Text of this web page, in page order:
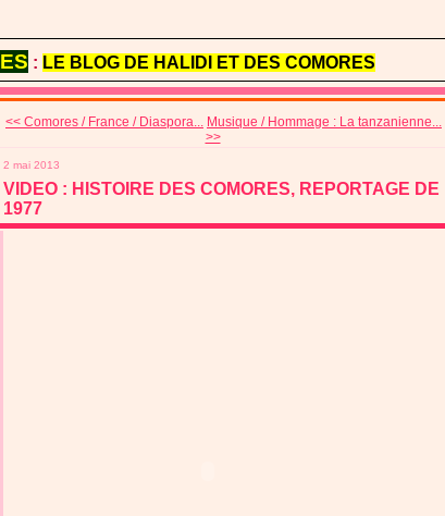
: LE BLOG DE HALIDI ET DES COMORES
<< Comores / France / Diaspora... Musique / Hommage : La tanzanienne...
>>
2 mai 2013
VIDEO : HISTOIRE DES COMORES, REPORTAGE DE
1977